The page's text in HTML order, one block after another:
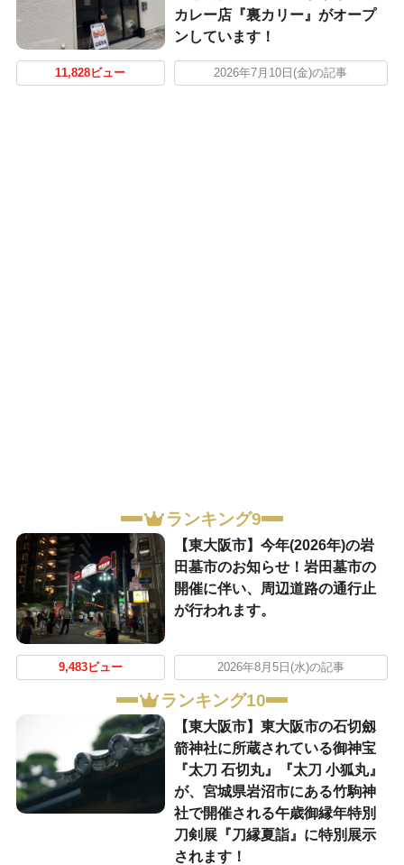
カレー店『裏カリー』がオープ
ンしています！
11,828ビュー 2026年7月10日(金)の記事
ランキング9
【東大阪市】今年(2026年)の岩
田墓市のお知らせ！岩田墓市の
開催に伴い、周辺道路の通行止
が行われます。
9,483ビュー 2026年8月5日(水)の記事
ランキング10
【東大阪市】東大阪市の石切劔
箭神社に所蔵されている御神宝
『太刀 石切丸』『太刀 小狐丸』
が、宮城県岩沼市にある竹駒神
社で開催される午歳御縁年特別
刀剣展『刀縁夏詣』に特別展示
されます！